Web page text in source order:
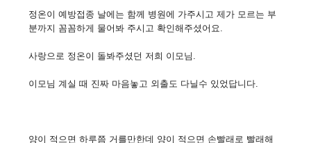
정온이 예방접종 날에는 함께 병원에 가주시고 제가 모르는 부
분까지 꼼꼼하게 물어봐 주시고 확인해주셨어요.
사랑으로 정온이 돌봐주셨던 저희 이모님.
이모님 계실 때 진짜 마음놓고 외출도 다닐수 있었답니다.
양이 적으면 하루쯤 거를만한데 양이 적으면 손빨래로 빨래해